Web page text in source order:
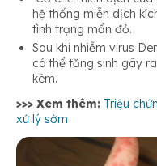
hệ thống miễn dịch
tình trạng mẩn đỏ.
Sau khi nhiễm virus
có thể tăng sinh gây
kèm.
>>> Xem thêm: Triệu
xứ lý sớm